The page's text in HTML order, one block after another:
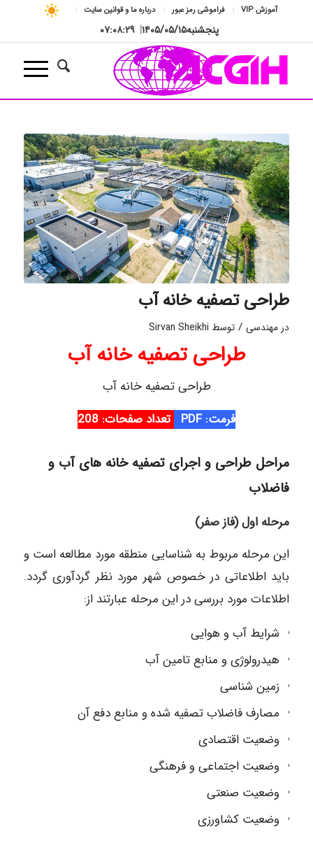
آموزش VIP فراموشی رمز عبور درباره ما و قوانین سایت
پنجشنبه۱۴۰۵/۰۵/۱۵| ۰۷:۰۸:۲۹
طراحی تصفیه خانه آب
در مهندسی / توسط Sirvan Sheikhi
طراحی تصفیه خانه آب
طراحی تصفیه خانه آب
فرمت: PDF
تعداد صفحات: 208
مراحل طراحی و اجرای تصفیه خانه های آب و
فاضلاب
مرحله اول (فاز صفر)
این مرحله مربوط به شناسایی منطقه مورد مطالعه است و
باید اطلاعاتی در خصوص شهر مورد نظر گردآوری گردد.
اطلاعات مورد بررسی در این مرحله عبارتند از:
شرایط آب و هوایی
هیدرولوژی و منابع تامین آب
زمین شناسی
مصارف فاضلاب تصفیه شده و منابع دفع آن
وضعیت اقتصادی
وضعیت اجتماعی و فرهنگی
وضعیت صنعتی
وضعیت کشاورزی